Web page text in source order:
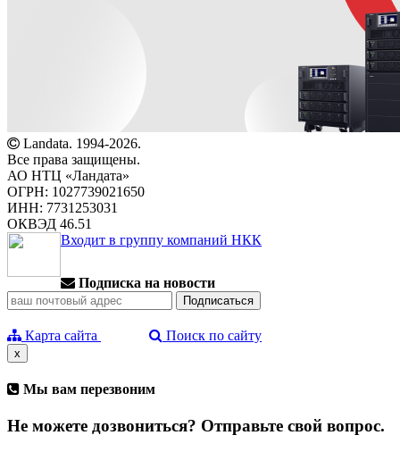
Landata. 1994-2026.
Все права защищены.
АО НТЦ «Ландата»
ОГРН: 1027739021650
ИНН: 7731253031
ОКВЭД 46.51
Входит в группу компаний НКК
Подписка на новости
Карта сайта Поиск по сайту
x
Мы вам перезвоним
Не можете дозвониться? Отправьте свой вопрос.